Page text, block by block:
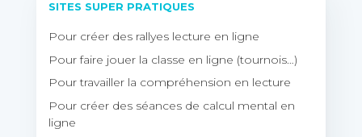
SITES SUPER PRATIQUES
Pour créer des rallyes lecture en ligne
Pour faire jouer la classe en ligne (tournois…)
Pour travailler la compréhension en lecture
Pour créer des séances de calcul mental en
ligne